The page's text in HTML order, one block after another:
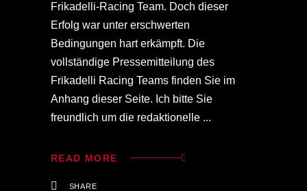
Frikadelli-Racing Team. Doch dieser
Erfolg war unter erschwerten
Bedingungen hart erkämpft. Die
vollständige Pressemitteilung des
Frikadelli Racing Teams finden Sie im
Anhang dieser Seite. Ich bitte Sie
freundlich um die redaktionelle
READ MORE
SHARE